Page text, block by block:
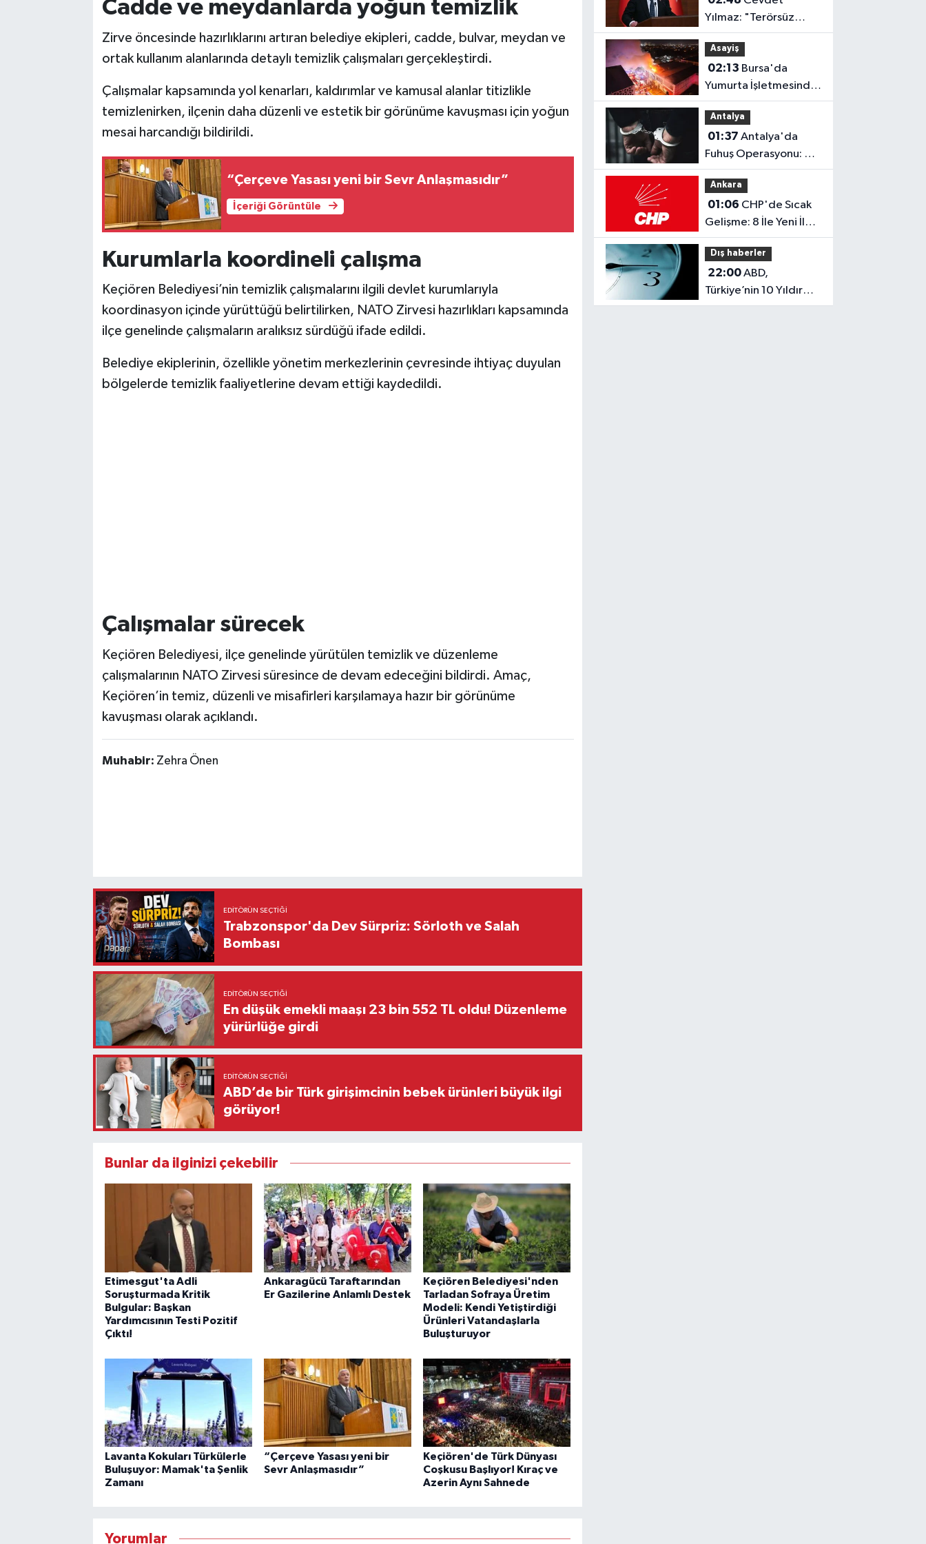
Cadde ve meydanlarda yoğun temizlik
Zirve öncesinde hazırlıklarını artıran belediye ekipleri, cadde, bulvar, meydan ve
ortak kullanım alanlarında detaylı temizlik çalışmaları gerçekleştirdi.
Çalışmalar kapsamında yol kenarları, kaldırımlar ve kamusal alanlar titizlikle
temizlenirken, ilçenin daha düzenli ve estetik bir görünüme kavuşması için yoğun
mesai harcandığı bildirildi.
“Çerçeve Yasası yeni bir Sevr Anlaşmasıdır”
İçeriği Görüntüle
Kurumlarla koordineli çalışma
Keçiören Belediyesi’nin temizlik çalışmalarını ilgili devlet kurumlarıyla
koordinasyon içinde yürüttüğü belirtilirken, NATO Zirvesi hazırlıkları kapsamında
ilçe genelinde çalışmaların aralıksız sürdüğü ifade edildi.
Belediye ekiplerinin, özellikle yönetim merkezlerinin çevresinde ihtiyaç duyulan
bölgelerde temizlik faaliyetlerine devam ettiği kaydedildi.
Çalışmalar sürecek
Keçiören Belediyesi, ilçe genelinde yürütülen temizlik ve düzenleme
çalışmalarının NATO Zirvesi süresince de devam edeceğini bildirdi. Amaç,
Keçiören’in temiz, düzenli ve misafirleri karşılamaya hazır bir görünüme
kavuşması olarak açıklandı.
Muhabir: Zehra Önen
EDITÖRÜN SEÇTIĞI
Trabzonspor'da Dev Sürpriz: Sörloth ve Salah
Bombası
EDITÖRÜN SEÇTIĞI
En düşük emekli maaşı 23 bin 552 TL oldu! Düzenleme
yürürlüğe girdi
EDITÖRÜN SEÇTIĞI
ABD’de bir Türk girişimcinin bebek ürünleri büyük ilgi
görüyor!
Bunlar da ilginizi çekebilir
Etimesgut'ta Adli
Soruşturmada Kritik
Bulgular: Başkan
Yardımcısının Testi Pozitif
Çıktı!
Ankaragücü Taraftarından
Er Gazilerine Anlamlı Destek
Keçiören Belediyesi'nden
Tarladan Sofraya Üretim
Modeli: Kendi Yetiştirdiği
Ürünleri Vatandaşlarla
Buluşturuyor
Lavanta Kokuları Türkülerle
Buluşuyor: Mamak'ta Şenlik
Zamanı
“Çerçeve Yasası yeni bir
Sevr Anlaşmasıdır”
Keçiören'de Türk Dünyası
Coşkusu Başlıyor! Kıraç ve
Azerin Aynı Sahnede
Yorumlar
Yılmaz: "Terörsüz
Türkiye Ortamında
Standartlarımızı
Yükselteceğiz"
Asayiş
02:13
Yumurta İşletmesinde
Yangın: 1 İtfaiyeci
Dumandan Etkilendi
Antalya
01:37 Antalya'da
Fuhuş Operasyonu: 7
Kişi Tutuklandı!
Ankara
01:06
Gelişme: 8 İle Yeni İl
Başkanı Atandı!
Dış haberler
22:00ABD,
Türkiye’nin 10 Yıldır
Uyguladığı Kalıcı Yaz